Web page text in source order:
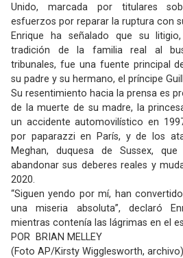
Unido, marcada por titulares
esfuerzos por reparar la ruptura con
Enrique ha señalado que su
tradición de la familia real al
tribunales, fue una fuente principal
su padre y su hermano, el príncipe
Su resentimiento hacia la prensa es
de la muerte de su madre, la
un accidente automovilístico en
por paparazzi en París, y de los
Meghan, duquesa de Sussex,
abandonar sus deberes reales y
2020.
“Siguen yendo por mí, han
una miseria absoluta”, declaró
mientras contenía las lágrimas en el
POR BRIAN MELLEY
(Foto AP/Kirsty Wigglesworth, archivo)